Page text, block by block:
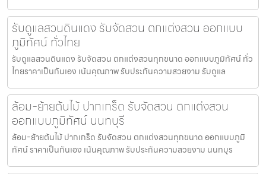
รับดูแลสวนดินแดง รับจัดสวน ตกแต่งสวน ออกแบบ
ภูมิทัศน์ ทั่วไทย
รับดูแลสวนดินแดง รับจัดสวน ตกแต่งสวนทุกขนาด ออกแบบภูมิทัศน์ ทั่ว
ไทยราคาเป็นกันเอง เน้นคุณภาพ รับประกันความสวยงาม รับดูแล
ล้อม-ย้ายต้นไม้ ปากเกร็ด รับจัดสวน ตกแต่งสวน
ออกแบบภูมิทัศน์ นนทบุรี
ล้อม-ย้ายต้นไม้ ปากเกร็ด รับจัดสวน ตกแต่งสวนทุกขนาด ออกแบบภูมิ
ทัศน์ ราคาเป็นกันเอง เน้นคุณภาพ รับประกันความสวยงาม นนทบุร